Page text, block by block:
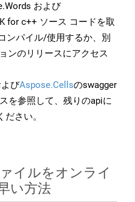
および
for c++ ソース コードを取
ンパイル/使用するか、別
ンのリリースにアクセス
びAspose.Cellsのswagger
を参照して、残りのapiに
さい。
イルをオンライ
い方法